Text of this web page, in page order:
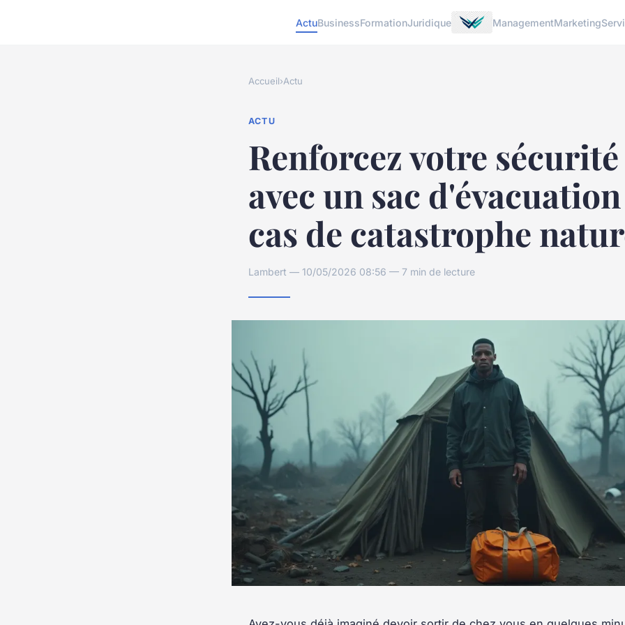
ActuBusinessFormationJuridique ManagementMarketing
Accueil›Actu
ACTU
Renforcez votre sécurité
avec un sac
cas de catastrophe
Lambert — 10/05/2026 08:56 — 7 min de lecture